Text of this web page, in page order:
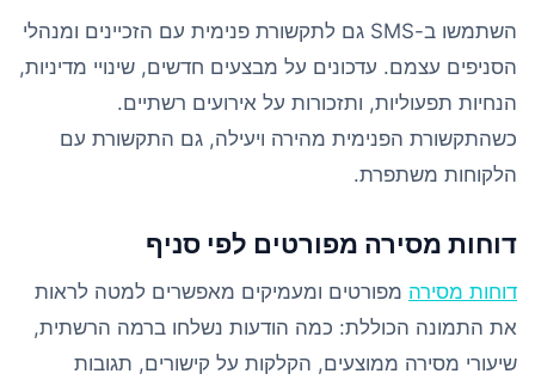
השתמשו ב-SMS גם לתקשורת פנימית עם הזכיינים ומנהלי
הסניפים עצמם. עדכונים על מבצעים חדשים, שינויי מדיניות,
הנחיות תפעוליות, ותזכורות על אירועים רשתיים.
כשהתקשורת הפנימית מהירה ויעילה, גם התקשורת עם
הלקוחות משתפרת.
דוחות מסירה מפורטים לפי סניף
דוחות מסירה מפורטים ומעמיקים מאפשרים למטה לראות
את התמונה הכוללת: כמה הודעות נשלחו ברמה הרשתית,
שיעורי מסירה ממוצעים, הקלקות על קישורים, תגובות